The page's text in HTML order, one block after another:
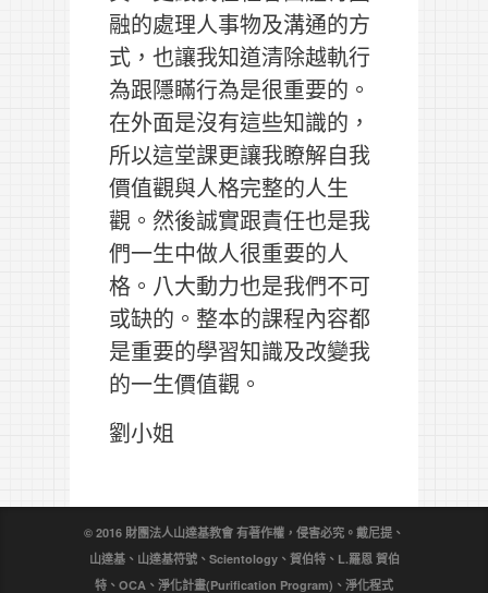
融的處理人事物及溝通的方
式，也讓我知道清除越軌行
為跟隱瞞行為是很重要的。
在外面是沒有這些知識的，
所以這堂課更讓我瞭解自我
價值觀與人格完整的人生
觀。然後誠實跟責任也是我
們一生中做人很重要的人
格。八大動力也是我們不可
或缺的。整本的課程內容都
是重要的學習知識及改變我
的一生價值觀。
劉小姐
© 2016 財團法人山達基教會 有著作權，侵害必究。戴尼提、
山達基、山達基符號、Scientology、賀伯特、L.羅恩 賀伯
特、OCA、淨化計畫(Purification Program)、淨化程式